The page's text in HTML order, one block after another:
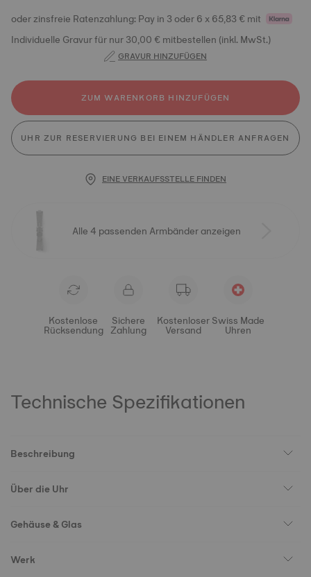
oder zinsfreie Ratenzahlung: Pay in 3 oder 6 x 65,83 € mit
Individuelle Gravur für nur 30,00 € mitbestellen (inkl. MwSt.)
GRAVUR HINZUFÜGEN
ZUM WARENKORB HINZUFÜGEN
UHR ZUR RESERVIERUNG BEI EINEM HÄNDLER ANFRAGEN
EINE VERKAUFSSTELLE FINDEN
Alle 4 passenden Armbänder anzeigen
Kostenlose
Rücksendung
Sichere
Zahlung
Kostenloser
Versand
Swiss Made
Uhren
Technische Spezifikationen
Beschreibung
Über die Uhr
Gehäuse & Glas
Werk